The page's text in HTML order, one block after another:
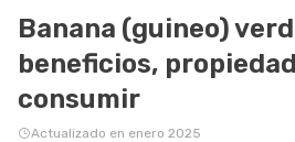
NUTRICIÓN
EMBARAZO
Banana (guineo)
beneficios,
consumir
Actualizado en enero 2025